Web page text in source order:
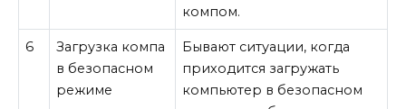
компом.
6
Загрузка компа
в безопасном
режиме
Бывают ситуации, когда
приходится загружать
компьютер в безопасном